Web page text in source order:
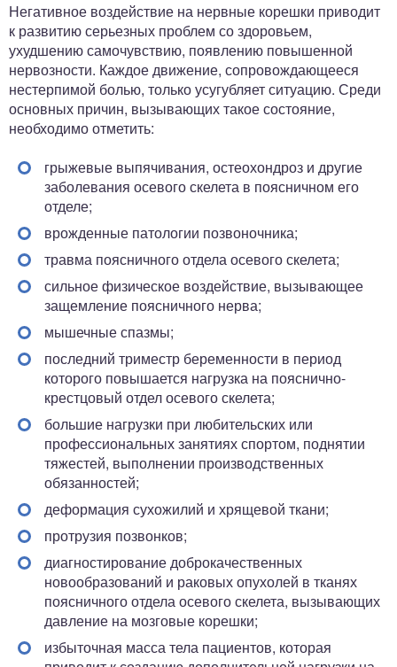
Негативное воздействие на нервные корешки приводит
к развитию серьезных проблем со здоровьем,
ухудшению самочувствию, появлению повышенной
нервозности. Каждое движение, сопровождающееся
нестерпимой болью, только усугубляет ситуацию. Среди
основных причин, вызывающих такое состояние,
необходимо отметить:
грыжевые выпячивания, остеохондроз и другие
заболевания осевого скелета в поясничном его
отделе;
врожденные патологии позвоночника;
травма поясничного отдела осевого скелета;
сильное физическое воздействие, вызывающее
защемление поясничного нерва;
мышечные спазмы;
последний триместр беременности в период
которого повышается нагрузка на пояснично-
крестцовый отдел осевого скелета;
большие нагрузки при любительских или
профессиональных занятиях спортом, поднятии
тяжестей, выполнении производственных
обязанностей;
деформация сухожилий и хрящевой ткани;
протрузия позвонков;
диагностирование доброкачественных
новообразований и раковых опухолей в тканях
поясничного отдела осевого скелета, вызывающих
давление на мозговые корешки;
избыточная масса тела пациентов, которая